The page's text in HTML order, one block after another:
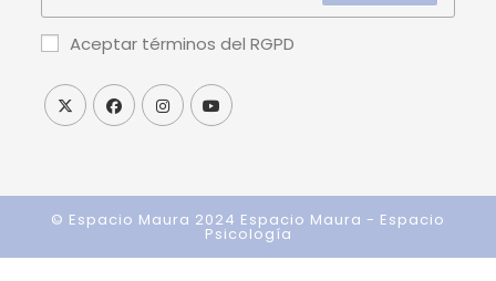
Aceptar términos del RGPD
© Espacio Maura 2024 Espacio Maura - Espacio
Psicología